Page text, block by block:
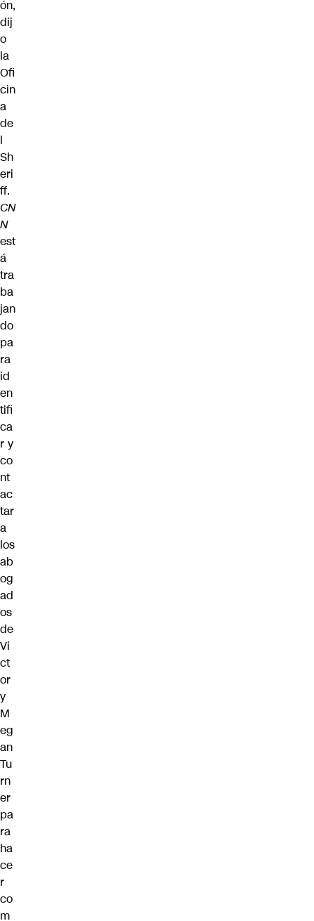
ón,
dij
o
la
Ofi
cin
a
de
l
Sh
eri
ff.
CN
N
est
á
tra
ba
jan
do
pa
ra
id
en
tifi
ca
r y
co
nt
ac
tar
a
los
ab
og
ad
os
de
Vi
ct
or
y
M
eg
an
Tu
rn
er
pa
ra
ha
ce
r
co
m